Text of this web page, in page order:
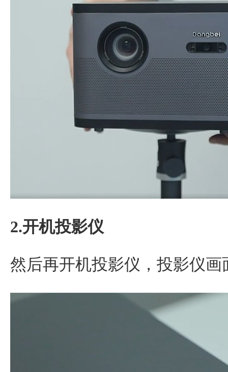
2.开机投影仪
然后再开机投影仪，投影仪